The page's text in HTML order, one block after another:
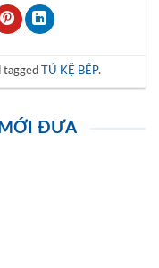
tagged TỦ KỆ BẾP.
ĐƯA